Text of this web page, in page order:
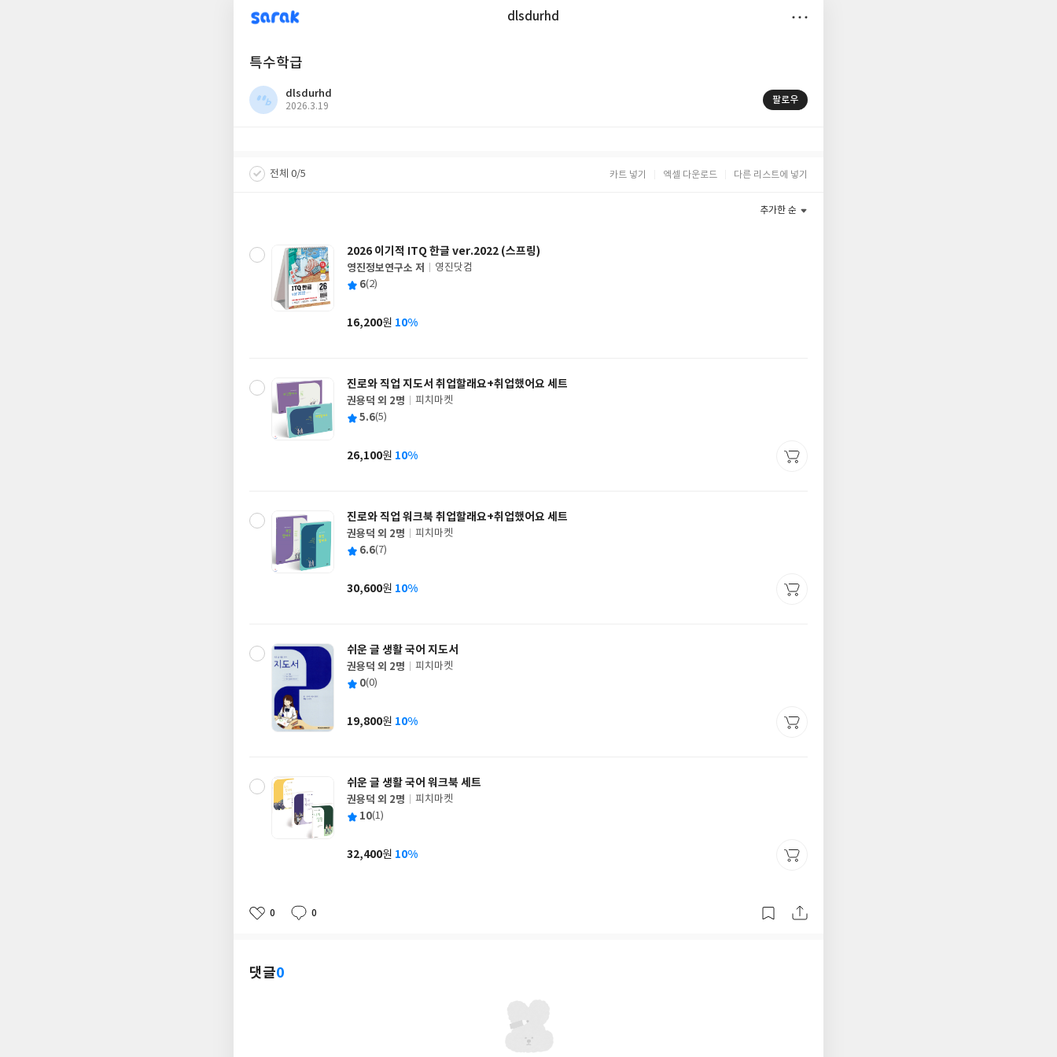
sarak dlsdurhd
특수학급
dlsdurhd
작
2026.3.19
팔로우
전체 0/5 카트 넣기 엑셀 다운로드 다른 리스트에 넣기
추가한 순
2026 이기적 ITQ 한글 ver.2022 (스프링)
글
쓴
영진정보연구소 저
출
사
영진닷컴
평 6(2)
가
16,200원 10%
진로와 직업 지도서 취업할래요+취업했어요 세트
글
쓴
권용덕 외 2명
출
사
피치마켓
평 5.6(5)
가
26,100원 10%
진로와 직업 워크북 취업할래요+취업했어요 세트
글
쓴
권용덕 외 2명
출
사
피치마켓
평 6.6(7)
가
30,600원 10%
쉬운 글 생활 국어 지도서
글
쓴
권용덕 외 2명
출
사
피치마켓
평 0(0)
가
19,800원 10%
쉬운 글 생활 국어 워크북 세트
글
쓴
권용덕 외 2명
출
사
피치마켓
평 10(1)
가
32,400원 10%
좋
0
댓
0
작
댓글0